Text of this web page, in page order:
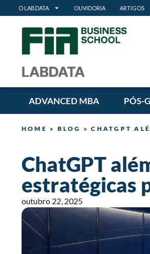
O LABDATA OUVIDORIA ARTIGOS
ADVANCED MBA PÓS-
HOME » BLOG »CHATGPT
ChatGPT
estratégicas
outubro 22, 2025